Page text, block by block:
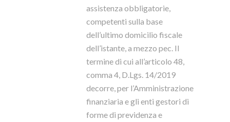
assistenza obbligatorie,
competenti sulla base
dell’ultimo domicilio fiscale
dell’istante, a mezzo pec. Il
termine di cui all’articolo 48,
comma 4, D.Lgs. 14/2019
decorre, per l’Amministrazione
finanziaria e gli enti gestori di
forme di previdenza e